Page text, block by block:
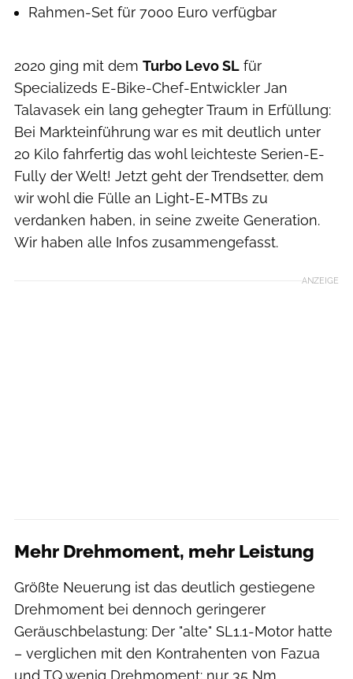
Rahmen-Set für 7000 Euro verfügbar
2020 ging mit dem Turbo Levo SL für
Specializeds E-Bike-Chef-Entwickler Jan
Talavasek ein lang gehegter Traum in Erfüllung:
Bei Markteinführung war es mit deutlich unter
20 Kilo fahrfertig das wohl leichteste Serien-E-
Fully der Welt! Jetzt geht der Trendsetter, dem
wir wohl die Fülle an Light-E-MTBs zu
verdanken haben, in seine zweite Generation.
Wir haben alle Infos zusammengefasst.
ANZEIGE
Mehr Drehmoment, mehr Leistung
Größte Neuerung ist das deutlich gestiegene
Drehmoment bei dennoch geringerer
Geräuschbelastung: Der "alte" SL1.1-Motor hatte
– verglichen mit den Kontrahenten von Fazua
und TQ wenig Drehmoment: nur 35 Nm